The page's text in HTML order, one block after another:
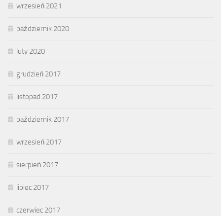
wrzesień 2021
październik 2020
luty 2020
grudzień 2017
listopad 2017
październik 2017
wrzesień 2017
sierpień 2017
lipiec 2017
czerwiec 2017